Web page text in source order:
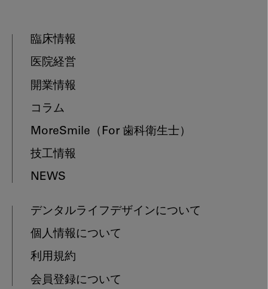
臨床情報
医院経営
開業情報
コラム
MoreSmile （For 歯科衛生士）
技工情報
NEWS
デンタルライフデザインについて
個人情報について
利用規約
会員登録について